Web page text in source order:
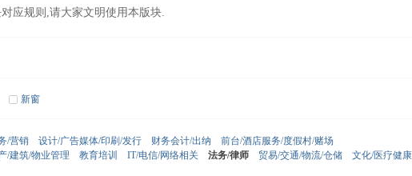
应规则,请大家文明使用本版块.
新窗
/营销 设计/广告媒体/印刷/发行 财务会计/出纳
前台/酒店服务/度假村/赌场
/建筑/物业管理 教育培训 IT/电信/网络相关 法务/律师 贸易/交通/物流/仓储
文化/医疗健康